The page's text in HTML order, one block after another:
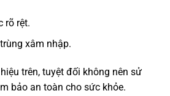
rõ rệt.
xâm nhập.
trên, tuyệt đối không nên sử
bảo an toàn cho sức khỏe.